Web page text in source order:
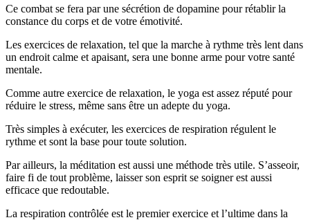
Ce combat se fera par une sécrétion de dopamine pour rétablir la
constance du corps et de votre émotivité.
Les exercices de relaxation, tel que la marche à rythme très lent dans
un endroit calme et apaisant, sera une bonne arme pour votre santé
mentale.
Comme autre exercice de relaxation, le yoga est assez réputé pour
réduire le stress, même sans être un adepte du yoga.
Très simples à exécuter, les exercices de respiration régulent le
rythme et sont la base pour toute solution.
Par ailleurs, la méditation est aussi une méthode très utile. S’asseoir,
faire fi de tout problème, laisser son esprit se soigner est aussi
efficace que redoutable.
La respiration contrôlée est le premier exercice et l’ultime dans la